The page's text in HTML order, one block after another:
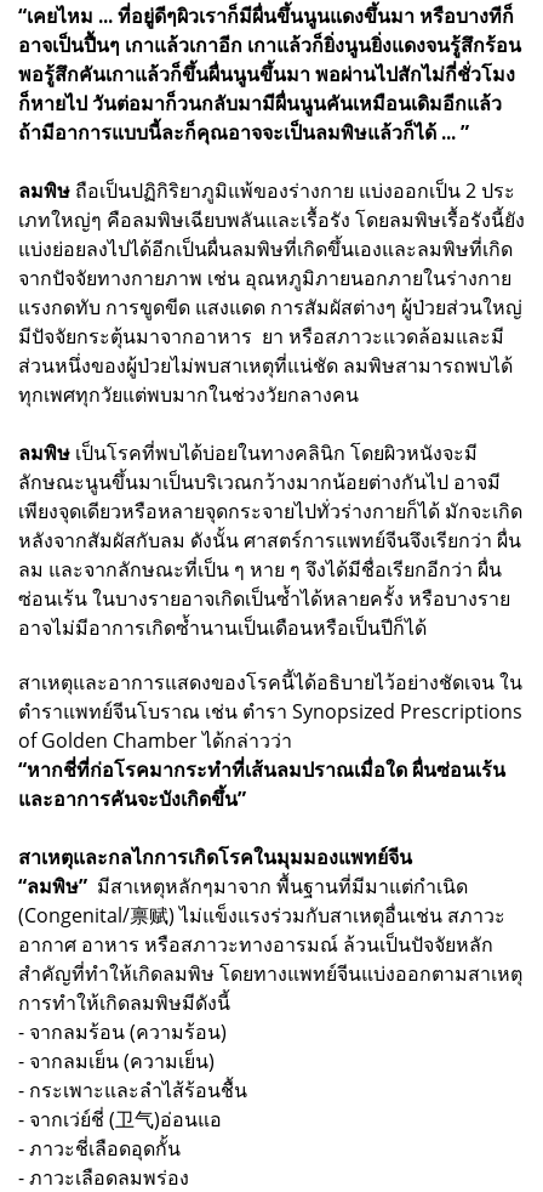
“เคยไหม ... ที่อยู่ดีๆผิวเราก็มีผื่นขึ้นนูนแดงขึ้นมา หรือบางทีก็
อาจเป็นปื้นๆ เกาแล้วเกาอีก เกาแล้วก็ยิ่งนูนยิ่งแดงจนรู้สึกร้อน
พอรู้สึกคันเกาแล้วก็ขึ้นผื่นนูนขึ้นมา พอผ่านไปสักไม่กี่ชั่วโมง
ก็หายไป วันต่อมาก็วนกลับมามีผื่นนูนคันเหมือนเดิมอีกแล้ว
ถ้ามีอาการแบบนี้ละก็คุณอาจจะเป็นลมพิษแล้วก็ได้ ... ”
ลมพิษ ถือเป็นปฏิกิริยาภูมิแพ้ของร่างกาย แบ่งออกเป็น 2 ประ
เภทใหญ่ๆ คือลมพิษเฉียบพลันและเรื้อรัง โดยลมพิษเรื้อรังนี้ยัง
แบ่งย่อยลงไปได้อีกเป็นผื่นลมพิษที่เกิดขึ้นเองและลมพิษที่เกิด
จากปัจจัยทางกายภาพ เช่น อุณหภูมิภายนอกภายในร่างกาย
แรงกดทับ การขูดขีด แสงแดด การสัมผัสต่างๆ ผู้ป่วยส่วนใหญ่
มีปัจจัยกระตุ้นมาจากอาหาร ยา หรือสภาวะแวดล้อมและมี
ส่วนหนึ่งของผู้ป่วยไม่พบสาเหตุที่แน่ชัด ลมพิษสามารถพบได้
ทุกเพศทุกวัยแต่พบมากในช่วงวัยกลางคน
ลมพิษ เป็นโรคที่พบได้บ่อยในทางคลินิก โดยผิวหนังจะมี
ลักษณะนูนขึ้นมาเป็นบริเวณกว้างมากน้อยต่างกันไป อาจมี
เพียงจุดเดียวหรือหลายจุดกระจายไปทั่วร่างกายก็ได้ มักจะเกิด
หลังจากสัมผัสกับลม ดังนั้น ศาสตร์การแพทย์จีนจึงเรียกว่า ผื่น
ลม และจากลักษณะที่เป็น ๆ หาย ๆ จึงได้มีชื่อเรียกอีกว่า ผื่น
ซ่อนเร้น ในบางรายอาจเกิดเป็นซ้ำได้หลายครั้ง หรือบางราย
อาจไม่มีอาการเกิดซ้ำนานเป็นเดือนหรือเป็นปีก็ได้
สาเหตุและอาการแสดงของโรคนี้ได้อธิบายไว้อย่างชัดเจน ใน
ตำราแพทย์จีนโบราณ เช่น ตำรา Synopsized Prescriptions
of Golden Chamber ได้กล่าวว่า
“หากชี่ที่ก่อโรคมากระทำที่เส้นลมปราณเมื่อใด ผื่นซ่อนเร้น
และอาการคันจะบังเกิดขึ้น”
สาเหตุและกลไกการเกิดโรคในมุมมองแพทย์จีน
“ลมพิษ” มีสาเหตุหลักๆมาจาก พื้นฐานที่มีมาแต่กำเนิด
(Congenital/禀赋) ไม่แข็งแรงร่วมกับสาเหตุอื่นเช่น สภาวะ
อากาศ อาหาร หรือสภาวะทางอารมณ์ ล้วนเป็นปัจจัยหลัก
สำคัญที่ทำให้เกิดลมพิษ โดยทางแพทย์จีนแบ่งออกตามสาเหตุ
การทำให้เกิดลมพิษมีดังนี้
- จากลมร้อน (ความร้อน)
- จากลมเย็น (ความเย็น)
- กระเพาะและลำไส้ร้อนชื้น
- จากเว่ย์ชี่ (卫气)อ่อนแอ
- ภาวะชี่เลือดอุดกั้น
- ภาวะเลือดลมพร่อง